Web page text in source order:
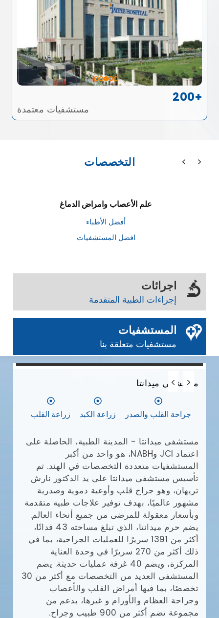
200+
مستشفيات معتمدة
التخصصات
علم الأعصاب وامراض الدماغ
أفضل الأطباء
افضل المستشفيات
اجرائات
إجراءات الطبية المتقدمة
المستشفيات
مستشفيات متعلقة بنا
0 0 0
مستشفي ميدانتا
جراحة القلب والصدر زراعة الكبد زراعة القلب
مستشفى ميدانتا - المدينة الطبية، الحاصلة على
اعتماد JCI وNABH، هو واحد من أكبر
المستشفيات متعددة التخصصات في الهند. تم
تأسيس مستشفى ميدانتا على يد الدكتور نارش
تريهان، وهو جراح قلب وأوعية دموية وصدرية
مشهور عالميًا، بهدف توفير علاجات طبية متقدمة
وبأسعار معقولة للمرضى من جميع أنحاء العالم.
يضم حرم ميدانتا، الذي تبلغ مساحته 43 فدانًا،
أكثر من 1391 سريرًا للعمليات الجراحية، بما في
ذلك أكثر من 270 سريرًا في وحدة العناية
المركزة، ويضم 40 غرفة عمليات حديثة. يضم
المستشفى العديد من التخصصات مع أكثر من 30
تخصصًا، بما فيها أمراض القلب والأعصاب
وجراحة العظام والأورام و غيرها، بدعم من
مجموعة تضم أكثر من 900 طبيب وجراح.